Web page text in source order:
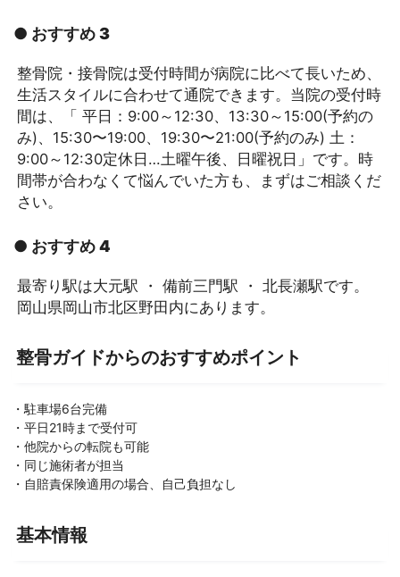
● おすすめ 3
整骨院・接骨院は受付時間が病院に比べて長いため、
生活スタイルに合わせて通院できます。当院の受付時
間は、「 平日：9:00～12:30、13:30～15:00(予約の
み)、15:30〜19:00、19:30〜21:00(予約のみ) 土：
9:00～12:30定休日…土曜午後、日曜祝日」です。時
間帯が合わなくて悩んでいた方も、まずはご相談くだ
さい。
● おすすめ 4
最寄り駅は大元駅 ・ 備前三門駅 ・ 北長瀬駅です。
岡山県岡山市北区野田内にあります。
整骨ガイドからのおすすめポイント
・駐車場6台完備
・平日21時まで受付可
・他院からの転院も可能
・同じ施術者が担当
・自賠責保険適用の場合、自己負担なし
基本情報